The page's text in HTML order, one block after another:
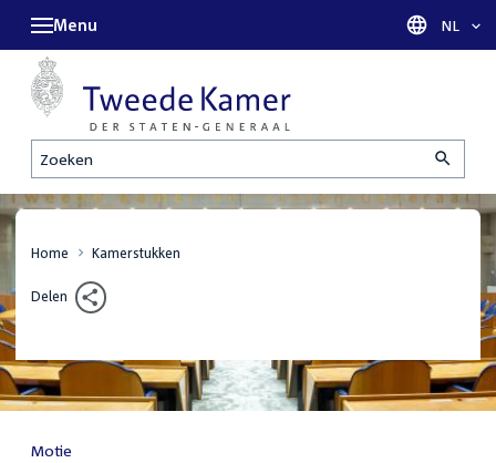
Zoeken
Menu Taal
NL
Home Kamerstukken
Delen
Motie